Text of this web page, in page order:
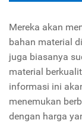
Mereka akan
bahan material
juga biasanya
material
informasi ini
menemukan
dengan harga